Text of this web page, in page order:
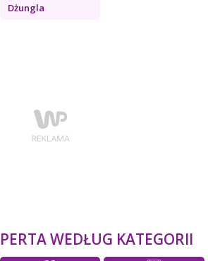
Dżungla
WEDŁUG KATEGORII